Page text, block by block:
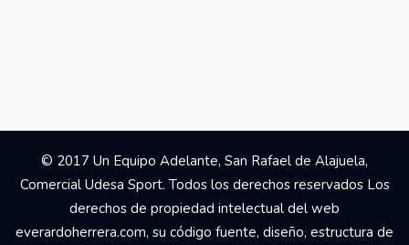
© 2017 Un Equipo Adelante, San Rafael de Alajuela,
Comercial Udesa Sport. Todos los derechos reservados Los
derechos de propiedad intelectual del web
everardoherrera.com, su código fuente, diseño, estructura de